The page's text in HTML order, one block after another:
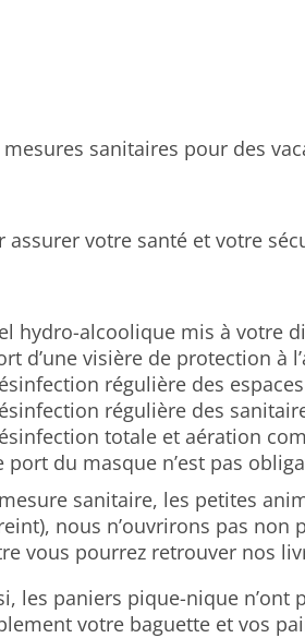
mesures sanitaires pour des
assurer votre santé et votre
hydro-alcoolique mis à votre
d’une visière de protection à
régulière des
régulière des
totale et aération
port du masque n’est pas
sanitaire, les petites
nous n’ouvrirons pas
vous pourrez retrouver nos
les paniers pique-nique
votre baguette et vos